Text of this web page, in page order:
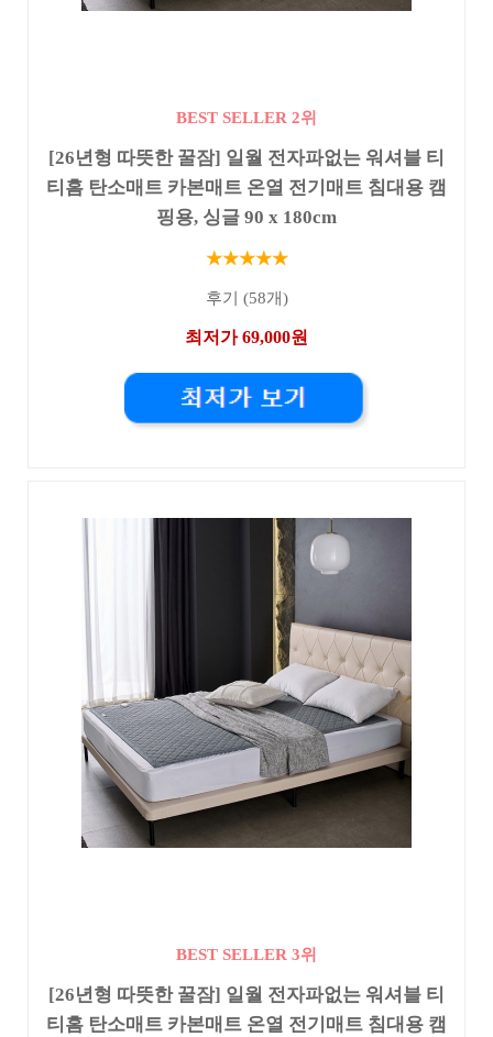
BEST SELLER 2위
[26년형 따뜻한 꿀잠] 일월 전자파없는 워셔블 티
티홈 탄소매트 카본매트 온열 전기매트 침대용 캠
핑용, 싱글 90 x 180cm
★★★★★
후기 (58개)
최저가 69,000원
BEST SELLER 3위
[26년형 따뜻한 꿀잠] 일월 전자파없는 워셔블 티
티홈 탄소매트 카본매트 온열 전기매트 침대용 캠